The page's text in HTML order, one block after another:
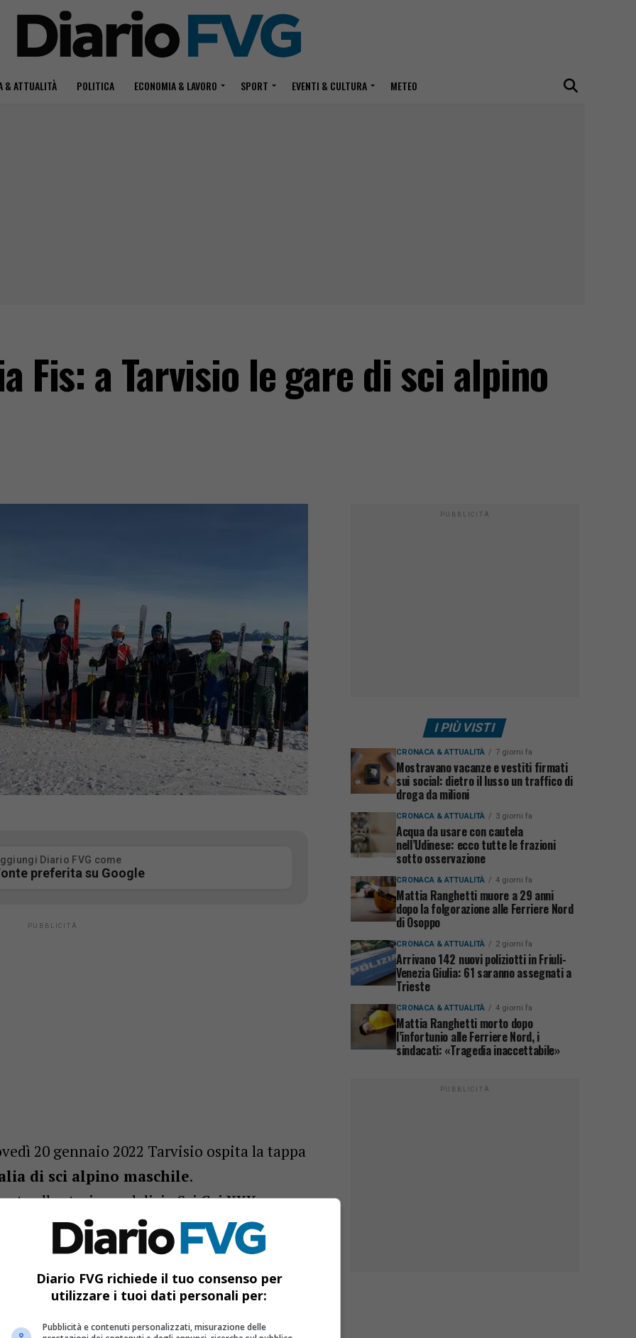
& ATTUALITÀ POLITICA ECONOMIA & LAVORO SPORT EVENTI & CULTURA METEO
Fis: a Tarvisio le gare di sci alpino
Diario FVG come
preferita su Google
20 gennaio 2022 Tarvisio ospita la tappa
di sci alpino maschile.
allo storico sodalizio Sci Cai XXX
Stefano Marchesi, a cui era stata
gare femminili lo scorso 27-28 febbraio e
circuito di gare(inaugurate a Solda il
nel calendario FIS eriservate alle
2000 e precedenti),giovani(nati dal
PUBBLICITÀ
I PIÙ VISTI
CRONACA & ATTUALITÀ 7 giorni fa
Mostravano vacanze e vestiti firmati
sui social: dietro il lusso un traffico di
droga da milioni
CRONACA & ATTUALITÀ 3 giorni fa
Acqua da usare con cautela
nell’Udinese: ecco tutte le frazioni
sotto osservazione
CRONACA & ATTUALITÀ 4 giorni fa
Mattia Ranghetti muore a 29 anni
dopo la folgorazione alle Ferriere Nord
di Osoppo
CRONACA & ATTUALITÀ 2 giorni fa
Arrivano 142 nuovi poliziotti in Friuli-
Venezia Giulia: 61 saranno assegnati a
Trieste
CRONACA & ATTUALITÀ 4 giorni fa
Mattia Ranghetti morto dopo
l’infortunio alle Ferriere Nord, i
sindacati: «Tragedia inaccettabile»
PUBBLICITÀ
Diario FVG richiede il tuo consenso per
utilizzare i tuoi dati personali per:
Pubblicità e contenuti personalizzati, misurazione delle